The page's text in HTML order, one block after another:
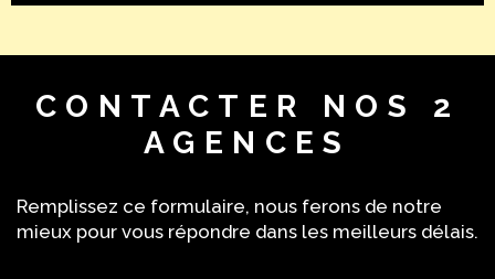
CONTACTER NOS 2
AGENCES
Remplissez ce formulaire, nous ferons de notre
mieux pour vous répondre dans les meilleurs délais.